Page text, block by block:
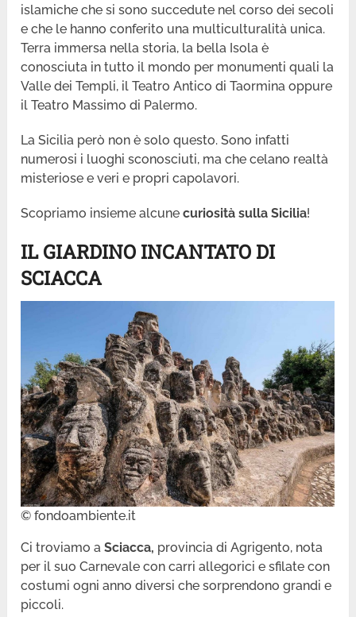
islamiche che si sono succedute nel corso dei secoli
e che le hanno conferito una multiculturalità unica.
Terra immersa nella storia, la bella Isola è
conosciuta in tutto il mondo per monumenti quali la
Valle dei Templi, il Teatro Antico di Taormina oppure
il Teatro Massimo di Palermo.
La Sicilia però non è solo questo. Sono infatti
numerosi i luoghi sconosciuti, ma che celano realtà
misteriose e veri e propri capolavori.
Scopriamo insieme alcunecuriosità sulla Sicilia!
IL GIARDINO INCANTATO DI
SCIACCA
© fondoambiente.it
Ci troviamo aSciacca, provincia di Agrigento, nota
per il suo Carnevale con carri allegorici e sfilate con
costumi ogni anno diversi che sorprendono grandi e
piccoli.